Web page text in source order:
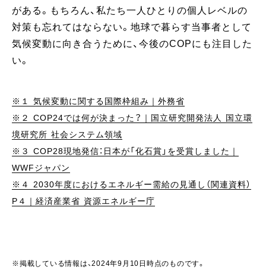
がある。もちろん、私たち一人ひとりの個人レベルの
対策も忘れてはならない。地球で暮らす当事者として
気候変動に向き合うために、今後のCOPにも注目した
い。
※１ 気候変動に関する国際枠組み｜外務省
※２ COP24では何が決まった？｜国立研究開発法人 国立環
境研究所 社会システム領域
※３ COP28現地発信：日本が「化石賞」を受賞しました｜
WWFジャパン
※４ 2030年度におけるエネルギー需給の見通し（関連資料）
P４｜経済産業省 資源エネルギー庁
※掲載している情報は、2024年9月10日時点のものです。